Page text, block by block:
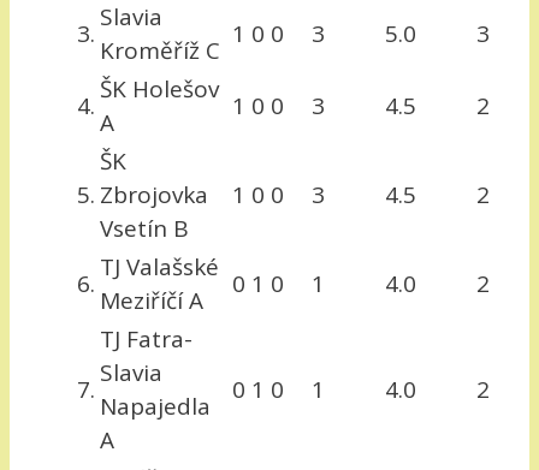
3.
Slavia
Kroměříž C
1 0 0 3 5.0 3
4.
ŠK Holešov
A
1 0 0 3 4.5 2
5.
ŠK
Zbrojovka
Vsetín B
1 0 0 3 4.5 2
6.
TJ Valašské
Meziříčí A
0 1 0 1 4.0 2
7.
TJ Fatra-
Slavia
Napajedla
A
0 1 0 1 4.0 2